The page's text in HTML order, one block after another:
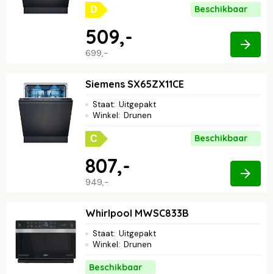
D Beschikbaar
699,-
509,-
Siemens SX65ZX11CE
Staat: Uitgepakt
Winkel: Drunen
C Beschikbaar
949,-
807,-
Whirlpool MWSC833B
Staat: Uitgepakt
Winkel: Drunen
Beschikbaar